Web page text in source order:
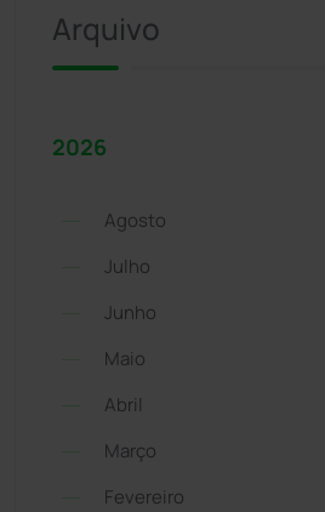
Arquivo
2026
Agosto
Julho
Junho
Maio
Abril
Março
Fevereiro